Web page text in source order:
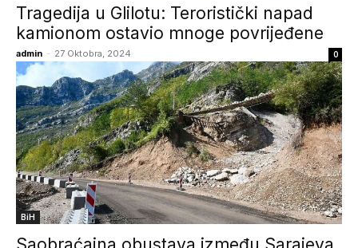
Tragedija u Glilotu: Teroristički napad
kamionom ostavio mnoge povrijeđene
admin - 27 Oktobra, 2024 0
BiH